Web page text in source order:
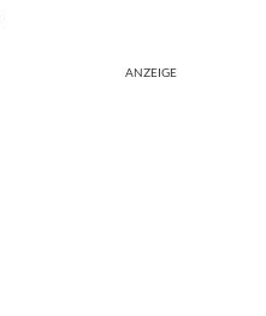
ANZEIGE